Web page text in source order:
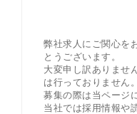
弊社求人にご関心を
とうございます。
大変申し訳ありませ
は行っておりません。
募集の際は当ページ
当社では採用情報や